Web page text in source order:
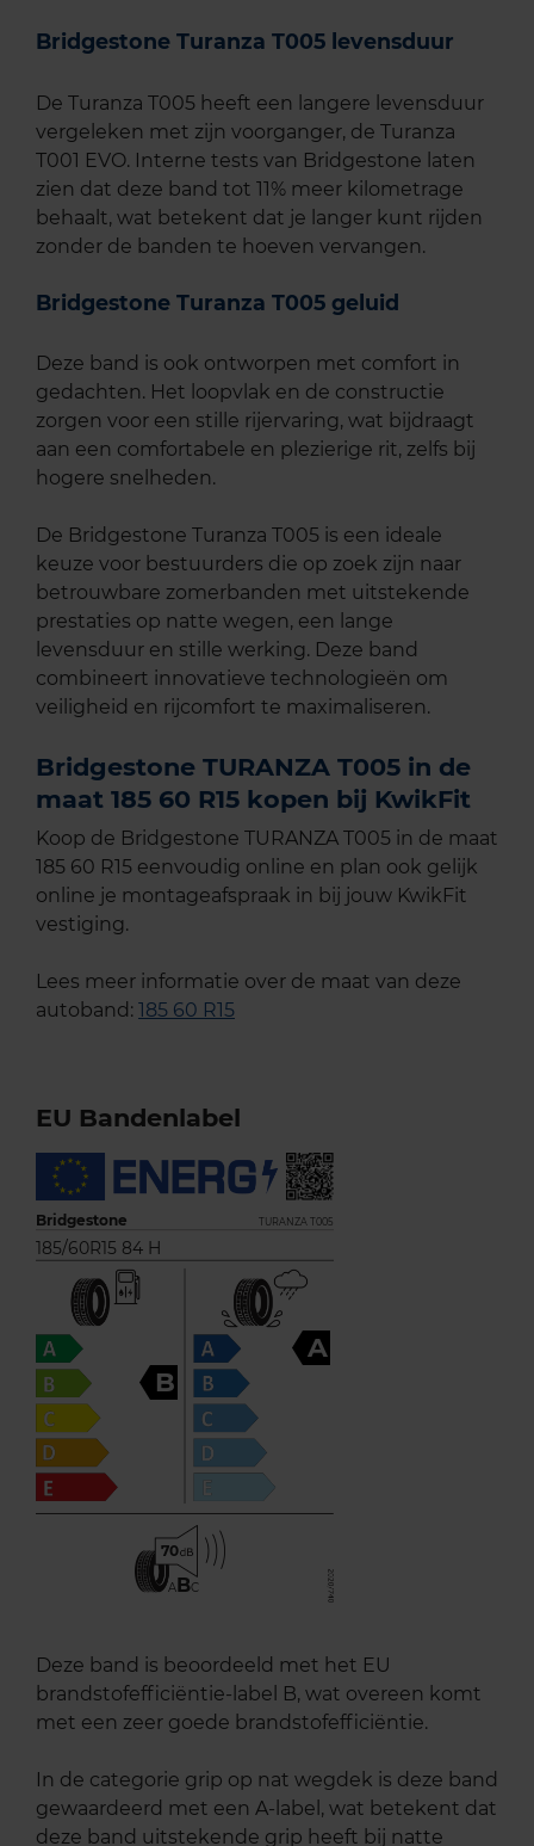
Bridgestone Turanza T005 levensduur
De Turanza T005 heeft een langere levensduur
vergeleken met zijn voorganger, de Turanza
T001 EVO. Interne tests van Bridgestone laten
zien dat deze band tot 11% meer kilometrage
behaalt, wat betekent dat je langer kunt rijden
zonder de banden te hoeven vervangen.
Bridgestone Turanza T005 geluid
Deze band is ook ontworpen met comfort in
gedachten. Het loopvlak en de constructie
zorgen voor een stille rijervaring, wat bijdraagt
aan een comfortabele en plezierige rit, zelfs bij
hogere snelheden.
De Bridgestone Turanza T005 is een ideale
keuze voor bestuurders die op zoek zijn naar
betrouwbare zomerbanden met uitstekende
prestaties op natte wegen, een lange
levensduur en stille werking. Deze band
combineert innovatieve technologieën om
veiligheid en rijcomfort te maximaliseren.
Bridgestone TURANZA T005 in de
maat 185 60 R15 kopen bij KwikFit
Koop de Bridgestone TURANZA T005 in de maat
185 60 R15 eenvoudig online en plan ook gelijk
online je montageafspraak in bij jouw KwikFit
vestiging.
Lees meer informatie over de maat van deze
autoband: 185 60 R15
EU Bandenlabel
Bridgestone TURANZA T005
185/60R15 84 H
B
A
70
ABC
Deze band is beoordeeld met het EU
brandstofefficiëntie-label B, wat overeen komt
met een zeer goede brandstofefficiëntie.
In de categorie grip op nat wegdek is deze band
gewaardeerd met een A-label, wat betekent dat
deze band uitstekende grip heeft bij natte